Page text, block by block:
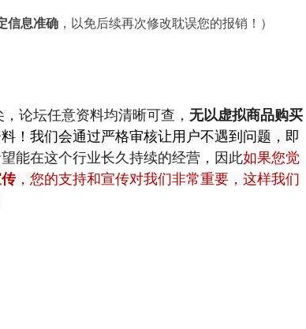
信息准确 ，以免后续再次修改耽误您的报销！）
，论坛任意资料均清晰可查，无以虚拟商品购买
！我们会通过严格审核让用户不遇到问题，即
能在这个行业长久持续的经营，因此如果您觉
，您的支持和宣传对我们非常重要，这样我们